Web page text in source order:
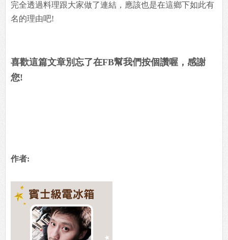
完全透過料理跟大家做了連結，應該也是在這鄉下如此有
名的理由吧!
喜歡這篇文章別忘了在FB幫我們按個讚喔，感謝
您!
作者: